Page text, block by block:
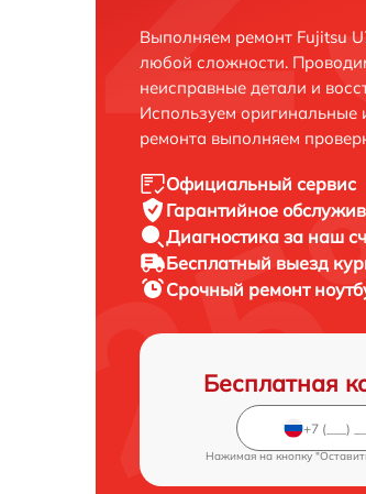
Выполняем ремонт Fujitsu
любой сложности.
неисправные детали и
Используем оригинальные
ремонта выполняем
Официальный сервис
Гарантийное
Диагностика за наш
Бесплатный выезд
Срочный ремонт
Бесплатная
Нажимая на кнопку